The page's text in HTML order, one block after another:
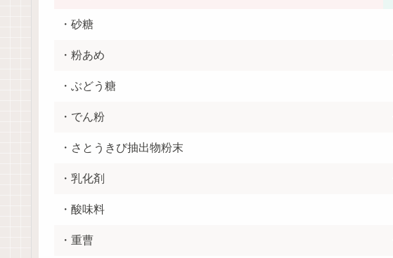
・砂糖
・粉あめ
・ぶどう糖
・でん粉
・さとうきび抽出物粉末
・乳化剤
・酸味料
・重曹